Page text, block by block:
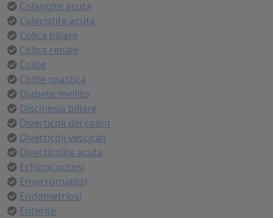
Colangite acuta
Colecistite acuta
Colica biliare
Colica renale
Colite
Colite spastica
Diabete mellito
Discinesia biliare
Diverticoli del colon
Diverticoli vescicali
Diverticolite acuta
Echinococcosi
Emocromatosi
Endometriosi
Enterite